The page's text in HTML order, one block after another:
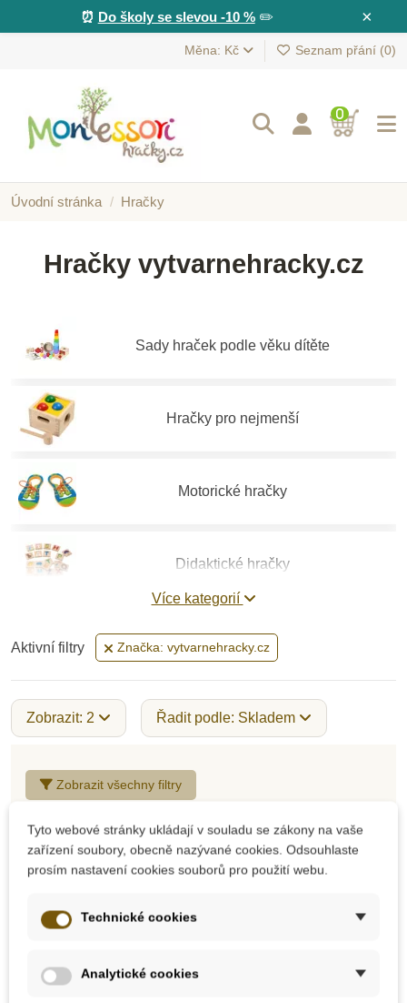
×
⏰ Do školy se slevou -10 %✏️
Měna: Kč Seznam přání (0)
0
Úvodní stránka Hračky
Hračky vytvarnehracky.cz
Sady hraček podle věku dítěte
Hračky pro nejmenší
Motorické hračky
Didaktické hračky
Vzdělávací hračky
Stavebnice
Hry a hlavolamy
Praktický život
Více kategorií
Aktivní filtry Značka: vytvarnehracky.cz
Zobrazit: 2 Řadit podle: Skladem
Zobrazit všechny filtry
Tyto webové stránky ukládají v souladu se zákony na vaše
zařízení soubory, obecně nazývané cookies. Odsouhlaste
prosím nastavení cookies souborů pro použití webu.
Technické cookies
Analytické cookies